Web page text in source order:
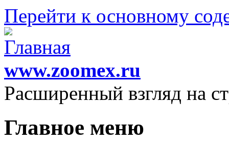
Перейти к основному
www.zoomex.ru
Расширенный взгляд на
Главное меню